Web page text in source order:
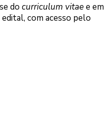
do curriculum vitaee em
com acesso pelo